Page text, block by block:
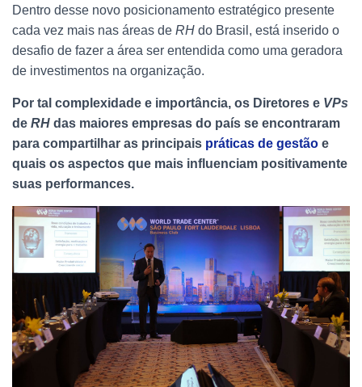
Dentro desse novo posicionamento estratégico presente
cada vez mais nas áreas de RH do Brasil, está inserido o
desafio de fazer a área ser entendida como uma geradora
de investimentos na organização.
Por tal complexidade e importância, os Diretores e VPs
de RH das maiores empresas do país se encontraram
para compartilhar as principais práticas de gestão e
quais os aspectos que mais influenciam positivamente
suas performances.